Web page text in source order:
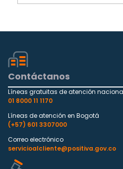
Contáctanos
Líneas gratuitas de atención
01 8000 11 1170
Líneas de atención en Bogotá
(+57) 601 3307000
Correo electrónico
servicioalcliente@positiva.gov.co